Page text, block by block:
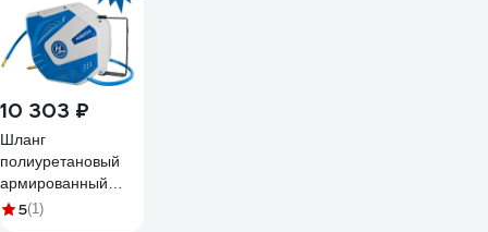
10 303 ₽
Шланг
полиуретановый
армированный
(8х12 мм; 20 м;
5(1)